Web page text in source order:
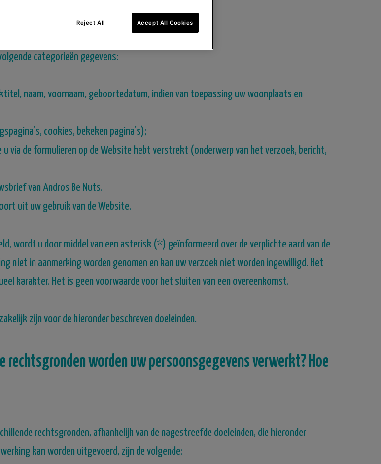
categorieën gegevens:
naam, voornaam, geboortedatum, indien van toepassing uw woonplaats en
cookies, bekeken pagina’s);
via de formulieren op de Website hebt verstrekt (onderwerp van het verzoek, bericht,
van Andros Be Nuts.
uit uw gebruik van de Website.
wordt u door middel van een asterisk (*) geïnformeerd over de verplichte aard van de
niet in aanmerking worden genomen en kan uw verzoek niet worden ingewilligd. Het
karakter. Het is geen voorwaarde voor het sluiten van een overeenkomst.
zijn voor de hieronder beschreven doeleinden.
rechtsgronden worden uw persoonsgegevens verwerkt? Hoe
rechtsgronden, afhankelijk van de nagestreefde doeleinden, die hieronder
kan worden uitgevoerd, zijn de volgende:
Reject All Accept All Cookies